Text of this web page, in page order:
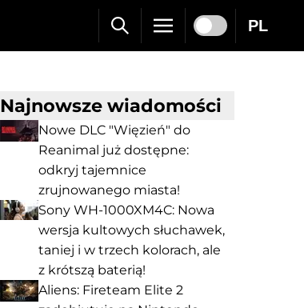
PL
Najnowsze wiadomości
Nowe DLC "Więzień" do
Reanimal już dostępne:
odkryj tajemnice
zrujnowanego miasta!
Sony WH-1000XM4C: Nowa
wersja kultowych słuchawek,
taniej i w trzech kolorach, ale
z krótszą baterią!
Aliens: Fireteam Elite 2